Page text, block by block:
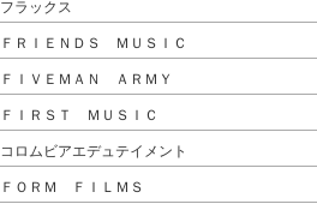
フラックス
ＦＲＩＥＮＤＳ ＭＵＳＩＣ
ＦＩＶＥＭＡＮ ＡＲＭＹ
ＦＩＲＳＴ ＭＵＳＩＣ
コロムビアエデュテイメント
ＦＯＲＭ ＦＩＬＭＳ